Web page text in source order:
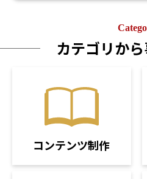
カテゴリか
コンテンツ制作